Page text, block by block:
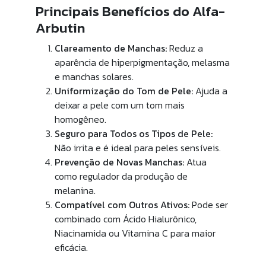
Principais Benefícios do Alfa-
Arbutin
Clareamento de Manchas:Reduz a
aparência de hiperpigmentação, melasma
e manchas solares.
Uniformização do Tom de Pele: Ajuda a
deixar a pele com um tom mais
homogêneo.
Seguro para Todos os Tipos de Pele:
Não irrita e é ideal para peles sensíveis.
Prevenção de Novas Manchas: Atua
como regulador da produção de
melanina.
Compatível com Outros Ativos:Pode ser
combinado com Ácido Hialurônico,
Niacinamida ou Vitamina C para maior
eficácia.